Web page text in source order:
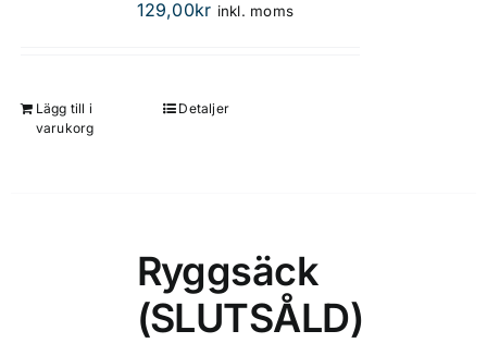
129,00kr inkl. moms
Lägg till i
varukorg
Detaljer
Ryggsäck
(SLUTSÅLD)